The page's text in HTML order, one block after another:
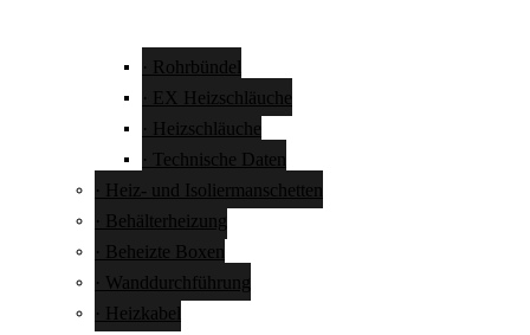
· Rohrbündel
· EX Heizschläuche
· Heizschläuche
· Technische Daten
· Heiz- und Isoliermanschetten
· Behälterheizung
· Beheizte Boxen
· Wanddurchführung
· Heizkabel